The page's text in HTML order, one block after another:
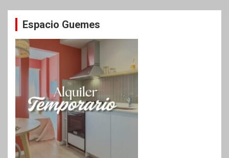
Espacio Guemes